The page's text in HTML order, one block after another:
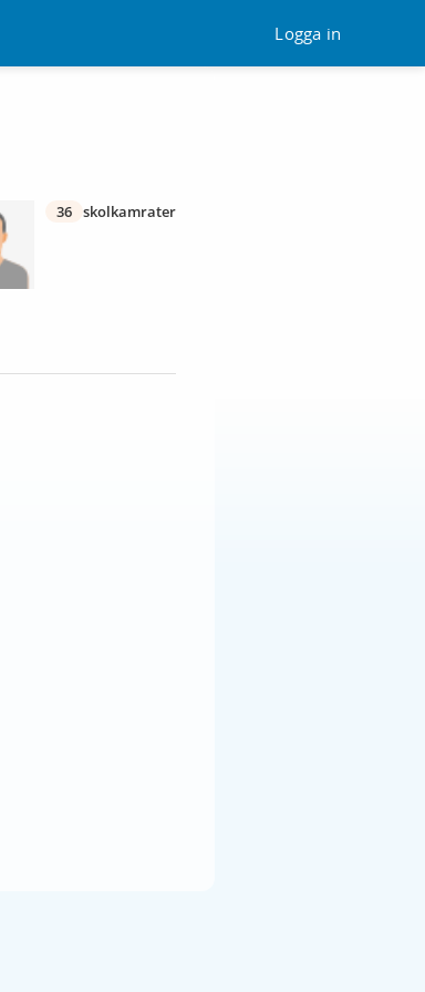
Logga in
36 skolkamrater